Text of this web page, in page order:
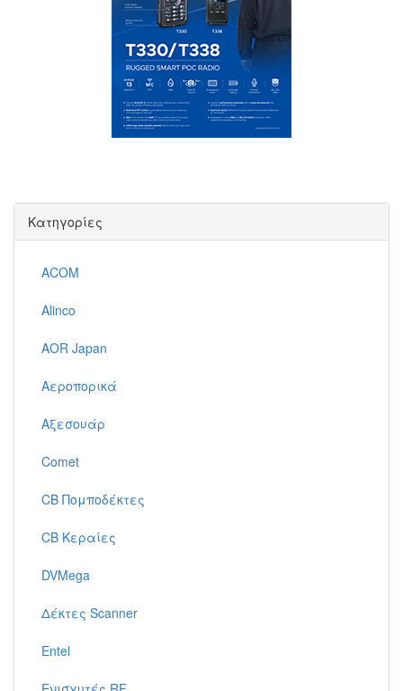
Κατηγορίες
ACOM
Alinco
AOR Japan
Αεροπορικά
Αξεσουάρ
Comet
CB Πομποδέκτες
CB Κεραίες
DVMega
Δέκτες Scanner
Entel